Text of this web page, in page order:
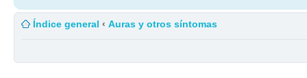
Índice general ‹ Auras y otros síntomas